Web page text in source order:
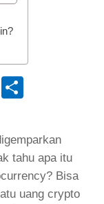
Copy
tahu apa itu
Bisa
uang crypto